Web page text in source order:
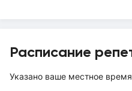
Расписание
Указано ваше местное время